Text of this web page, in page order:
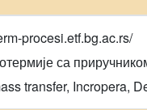
procesi.etf.bg.ac.rs/
са
transfer, Incropera,